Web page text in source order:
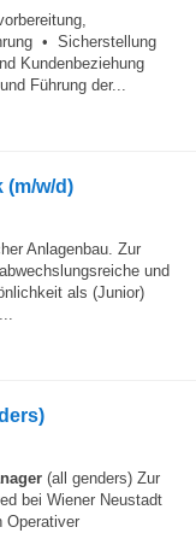
• Sicherstellung
Kundenbeziehung
Führung der...
(m/w/d)
Anlagenbau. Zur
und
als (Junior)
(all genders) Zur
bei Wiener Neustadt
Operativer